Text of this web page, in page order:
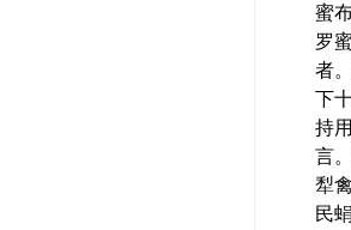
蜜
罗
者
下
持
言
犁
民